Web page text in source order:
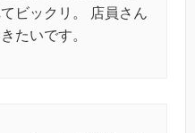
ビックリ。 店員さん
たいです。